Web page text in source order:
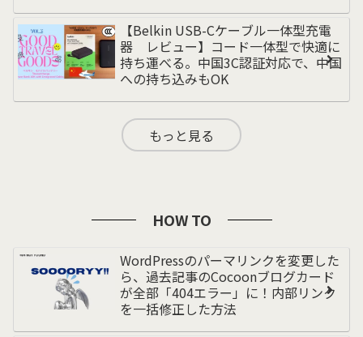
【Belkin USB-Cケーブル一体型充電
器 レビュー】コード一体型で快適に
持ち運べる。中国3C認証対応で、中国
への持ち込みもOK
もっと見る
HOW TO
WordPressのパーマリンクを変更した
ら、過去記事のCocoonブログカード
が全部「404エラー」に！内部リンク
を一括修正した方法